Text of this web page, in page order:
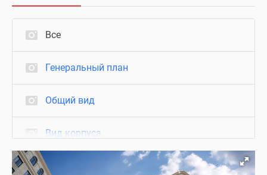
Все
Генеральный план
Общий вид
Вид корпуса
Фасад